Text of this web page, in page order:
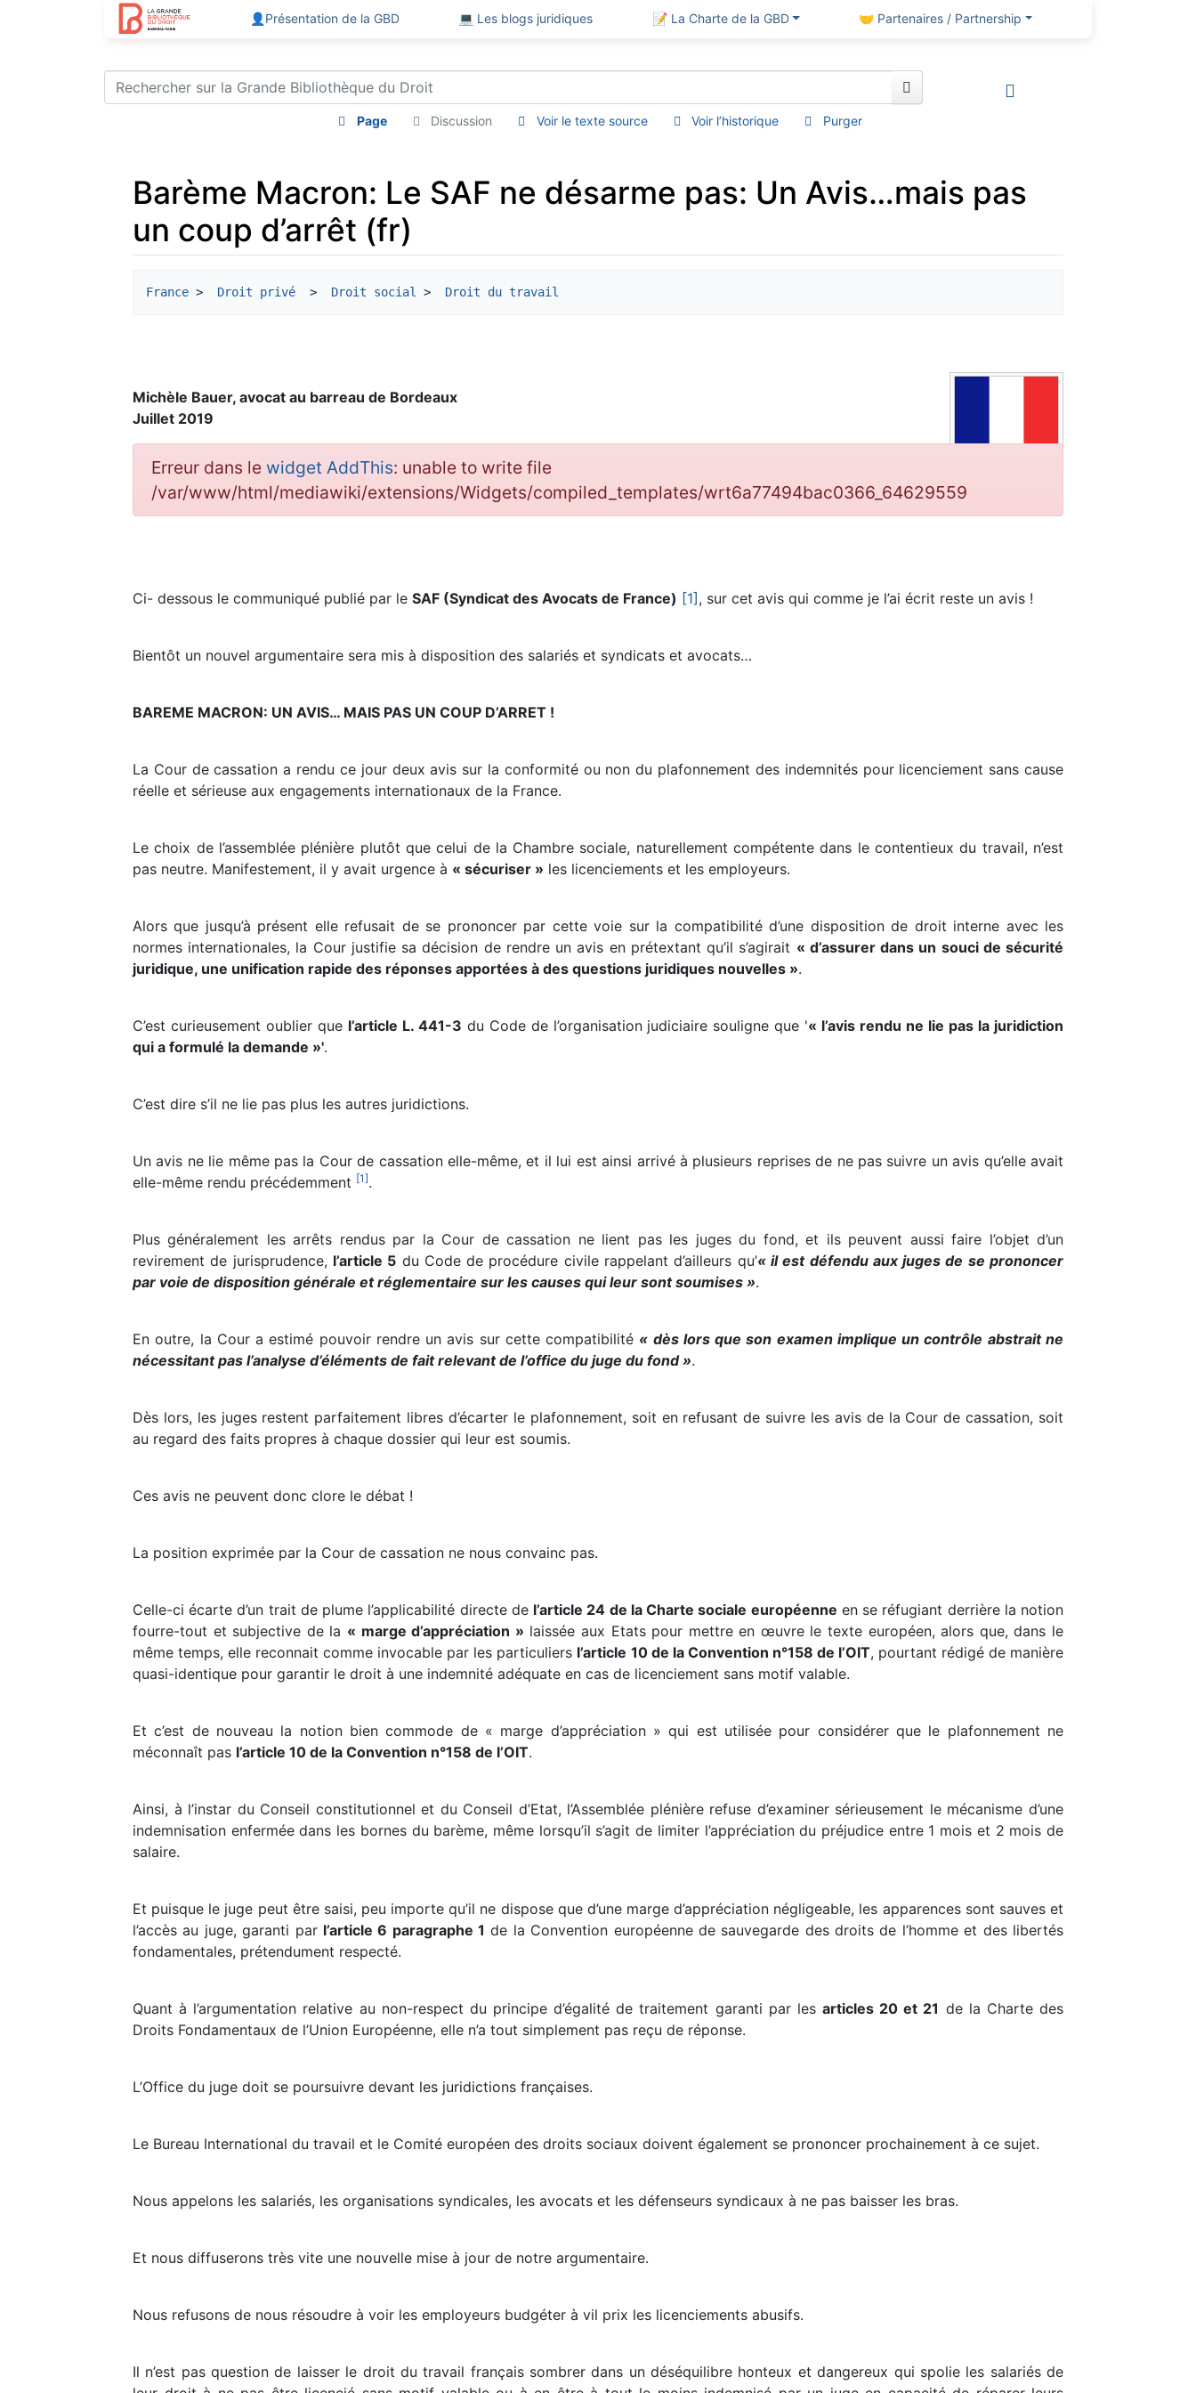
👤Présentation de la GBD 💻 Les blogs juridiques 📝 La Charte de la GBD 🤝 Partenaires / Partnership
Page Discussion Voir le texte source Voir l’historique Purger
Barème Macron: Le SAF ne désarme pas: Un Avis…mais pas
un coup d’arrêt (fr)
France > Droit privé
  >
Droit social > Droit du travail
Michèle Bauer, avocat au barreau de Bordeaux
Juillet 2019
Erreur dans le widget AddThis: unable to write file
/var/www/html/mediawiki/extensions/Widgets/compiled_templates/wrt6a77494bac0366_64629559
Ci- dessous le communiqué publié par le SAF (Syndicat des Avocats de France) [1], sur cet avis qui comme je l’ai écrit reste un avis !
Bientôt un nouvel argumentaire sera mis à disposition des salariés et syndicats et avocats…
BAREME MACRON: UN AVIS… MAIS PAS UN COUP D’ARRET !
La Cour de cassation a rendu ce jour deux avis sur la conformité ou non du plafonnement des indemnités pour licenciement sans cause
réelle et sérieuse aux engagements internationaux de la France.
Le choix de l’assemblée plénière plutôt que celui de la Chambre sociale, naturellement compétente dans le contentieux du travail, n’est
pas neutre. Manifestement, il y avait urgence à « sécuriser » les licenciements et les employeurs.
Alors que jusqu’à présent elle refusait de se prononcer par cette voie sur la compatibilité d’une disposition de droit interne avec les
normes internationales, la Cour justifie sa décision de rendre un avis en prétextant qu’il s’agirait « d’assurer dans un souci de sécurité
juridique, une unification rapide des réponses apportées à des questions juridiques nouvelles ».
C’est curieusement oublier que l’article L. 441-3 du Code de l’organisation judiciaire souligne que '« l’avis rendu ne lie pas la juridiction
qui a formulé la demande »'.
C’est dire s’il ne lie pas plus les autres juridictions.
Un avis ne lie même pas la Cour de cassation elle-même, et il lui est ainsi arrivé à plusieurs reprises de ne pas suivre un avis qu’elle avait
elle-même rendu précédemment [1].
Plus généralement les arrêts rendus par la Cour de cassation ne lient pas les juges du fond, et ils peuvent aussi faire l’objet d’un
revirement de jurisprudence, l’article 5 du Code de procédure civile rappelant d’ailleurs qu’« il est défendu aux juges de se prononcer
par voie de disposition générale et réglementaire sur les causes qui leur sont soumises ».
En outre, la Cour a estimé pouvoir rendre un avis sur cette compatibilité « dès lors que son examen implique un contrôle abstrait ne
nécessitant pas l’analyse d’éléments de fait relevant de l’office du juge du fond ».
Dès lors, les juges restent parfaitement libres d’écarter le plafonnement, soit en refusant de suivre les avis de la Cour de cassation, soit
au regard des faits propres à chaque dossier qui leur est soumis.
Ces avis ne peuvent donc clore le débat !
La position exprimée par la Cour de cassation ne nous convainc pas.
Celle-ci écarte d’un trait de plume l’applicabilité directe de l’article 24 de la Charte sociale européenne en se réfugiant derrière la notion
fourre-tout et subjective de la « marge d’appréciation » laissée aux Etats pour mettre en œuvre le texte européen, alors que, dans le
même temps, elle reconnait comme invocable par les particuliers l’article 10 de la Convention n°158 de l’OIT, pourtant rédigé de manière
quasi-identique pour garantir le droit à une indemnité adéquate en cas de licenciement sans motif valable.
Et c’est de nouveau la notion bien commode de « marge d’appréciation » qui est utilisée pour considérer que le plafonnement ne
méconnaît pas l’article 10 de la Convention n°158 de l’OIT.
Ainsi, à l’instar du Conseil constitutionnel et du Conseil d’Etat, l’Assemblée plénière refuse d’examiner sérieusement le mécanisme d’une
indemnisation enfermée dans les bornes du barème, même lorsqu’il s’agit de limiter l’appréciation du préjudice entre 1 mois et 2 mois de
salaire.
Et puisque le juge peut être saisi, peu importe qu’il ne dispose que d’une marge d’appréciation négligeable, les apparences sont sauves et
l’accès au juge, garanti par l’article 6 paragraphe 1 de la Convention européenne de sauvegarde des droits de l’homme et des libertés
fondamentales, prétendument respecté.
Quant à l’argumentation relative au non-respect du principe d’égalité de traitement garanti par les articles 20 et 21 de la Charte des
Droits Fondamentaux de l’Union Européenne, elle n’a tout simplement pas reçu de réponse.
L’Office du juge doit se poursuivre devant les juridictions françaises.
Le Bureau International du travail et le Comité européen des droits sociaux doivent également se prononcer prochainement à ce sujet.
Nous appelons les salariés, les organisations syndicales, les avocats et les défenseurs syndicaux à ne pas baisser les bras.
Et nous diffuserons très vite une nouvelle mise à jour de notre argumentaire.
Nous refusons de nous résoudre à voir les employeurs budgéter à vil prix les licenciements abusifs.
Il n’est pas question de laisser le droit du travail français sombrer dans un déséquilibre honteux et dangereux qui spolie les salariés de